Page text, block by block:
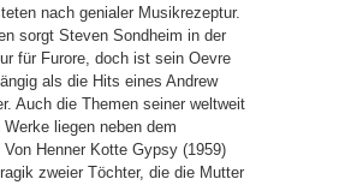
nach genialer Musikrezeptur.
sorgt Steven Sondheim in der
für Furore, doch ist sein Oevre
als die Hits eines Andrew
Auch die Themen seiner weltweit
liegen neben dem
Von Henner Kotte Gypsy (1959)
zweier Töchter, die die Mutter